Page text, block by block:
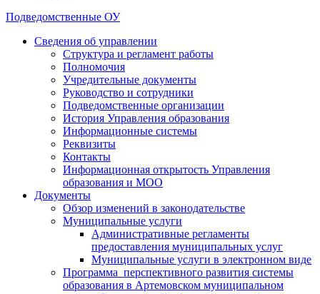
Подведомственные ОУ
Сведения об управлении
Структура и регламент работы
Полномочия
Учредительные документы
Руководство и сотрудники
Подведомственные организации
История Управления образования
Информационные системы
Реквизиты
Контакты
Информационная открытость Управления
образования и МОО
Документы
Обзор изменений в законодательстве
Муниципальные услуги
Административные регламенты
предоставления муниципальных услуг
Муниципальные услуги в электронном виде
Программа перспективного развития системы
образования в Артемовском муниципальном